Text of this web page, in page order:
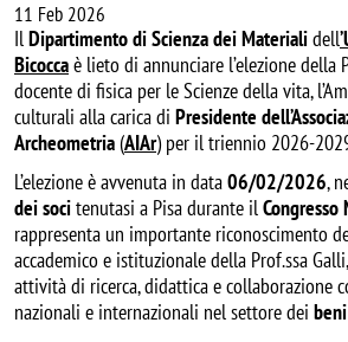
11 Feb 2026
IlDipartimento di Scienza dei Materialidell
Bicoccaè lieto di annunciare l’elezione della
docente di fisica per le Scienze della vita,
culturali alla carica di Presidente
Archeometria(AIAr) per il triennio 2026-
L’elezione è avvenuta in data06/02/2026,
dei socitenutasi a Pisa durante ilCongresso
rappresenta un importante riconoscimento
accademico e istituzionale della Prof.ssa
attività di ricerca, didattica e collaborazione
nazionali e internazionali nel settore dei